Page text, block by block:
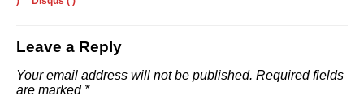
Leave a Reply
Your email address will not be published. Required fields
are marked *